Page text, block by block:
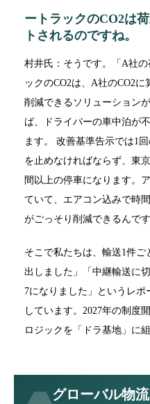
ートラックのCO2は
トされるのですね。
村井氏：そうです。「A社
ックのCO2は、A社のCO2
削減できるソリューション
ば、ドライバーの車中泊が
ます。 改善基準告示では1
を止めなければならず、東
間以上の停車になります。
ていて、エアコン込みで時
がごっそり削減できるんです
そこで私たちは、輸送1件ご
出しました」「中継輸送に
7になりました」というレ
しています。2027年の制度
ロジックを「ドラ基地」に
グローバル物